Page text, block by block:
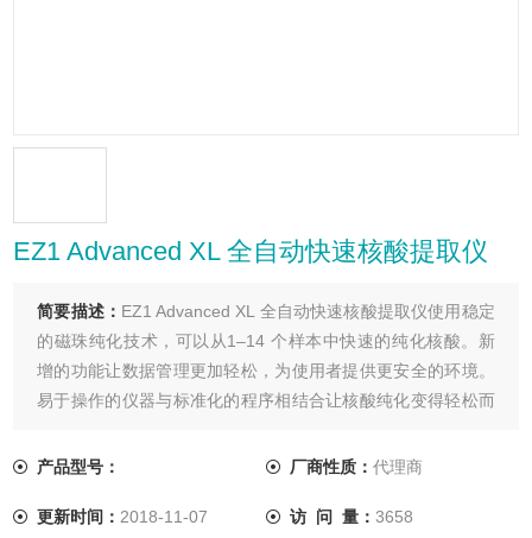
EZ1 Advanced XL 全自动快速核酸提取仪
简要描述： EZ1 Advanced XL 全自动快速核酸提取仪使用稳定
的磁珠纯化技术，可以从1–14 个样本中快速的纯化核酸。新
增的功能让数据管理更加轻松，为使用者提供更安全的环境。
易于操作的仪器与标准化的程序相结合让核酸纯化变得轻松而
产品型号：
厂商性质： 代理商
更新时间： 2018-11-07 访 问 量： 3658